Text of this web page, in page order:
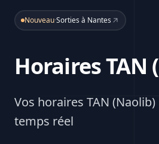
Nouveau·Sorties à Nantes
Horaires TAN
Vos horaires TAN
temps réel